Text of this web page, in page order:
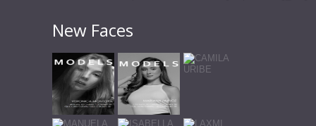
New Faces